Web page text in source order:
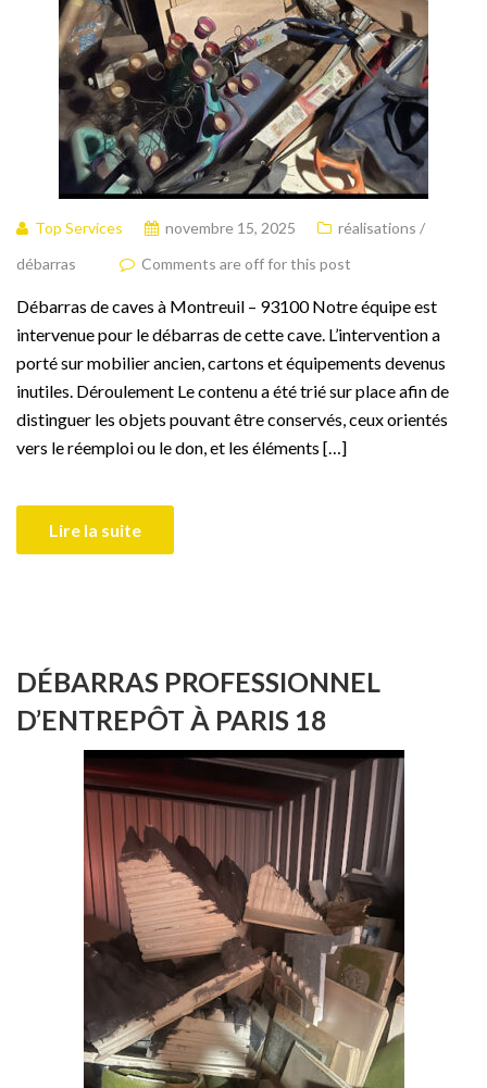
Top Services novembre 15, 2025
réalisations /
débarras
Comments are off for this post
Débarras de caves à Montreuil – 93100 Notre équipe est
intervenue pour le débarras de cette cave. L’intervention a
porté sur mobilier ancien, cartons et équipements devenus
inutiles. Déroulement Le contenu a été trié sur place afin de
distinguer les objets pouvant être conservés, ceux orientés
vers le réemploi ou le don, et les éléments […]
Lire la suite
DÉBARRAS PROFESSIONNEL
D’ENTREPÔT À PARIS 18